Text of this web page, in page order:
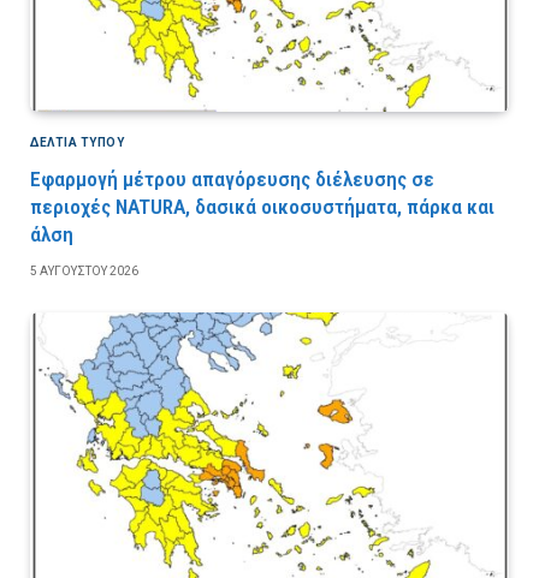
ΔΕΛΤΙΑ ΤΥΠΟΥ
Εφαρμογή μέτρου απαγόρευσης διέλευσης σε
περιοχές NATURA, δασικά οικοσυστήματα, πάρκα και
άλση
5 ΑΥΓΟΎΣΤΟΥ 2026